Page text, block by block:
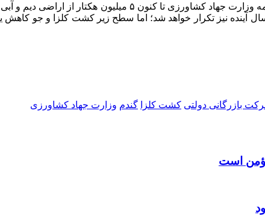
دیم
آینده نیز تکرار خواهد شد؛ اما سطح زیر کشت کلزا
و جو کاهش
بازرگانی دولتی کشت کلزا گندم وزارت جهاد کشاورزی
است